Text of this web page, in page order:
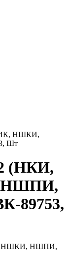
НШКИ,
Шт
(НКИ,
НШПИ,
89753,